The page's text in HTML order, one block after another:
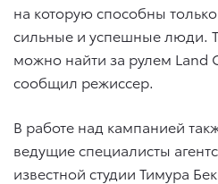
на которую способны
сильные и успешные люди.
можно найти за рулем Land
сообщил режиссер.
В работе над кампанией
ведущие специалисты
известной студии Тимура